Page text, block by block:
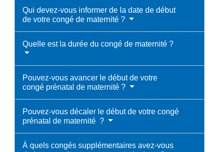
Qui devez-vous informer de la date de début
de votre congé de maternité ?
Quelle est la durée du congé de maternité ?
Pouvez-vous avancer le début de votre
congé prénatal de maternité ?
Pouvez-vous décaler le début de votre congé
prénatal de maternité ?
À quels congés supplémentaires avez-vous